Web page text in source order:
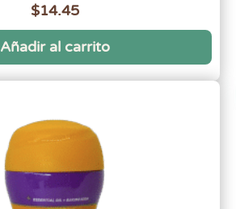
$14.45
Añadir al carrito